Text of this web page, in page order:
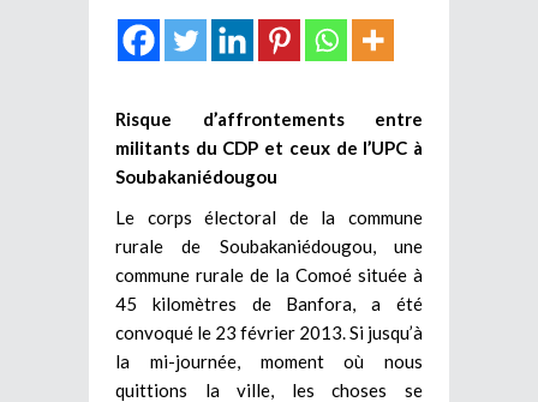
Risque d’affrontements entre
militants du CDP et ceux de l’UPC à
Soubakaniédougou
Le corps électoral de la commune
rurale de Soubakaniédougou, une
commune rurale de la Comoé située à
45 kilomètres de Banfora, a été
convoqué le 23 février 2013. Si jusqu’à
la mi-journée, moment où nous
quittions la ville, les choses se